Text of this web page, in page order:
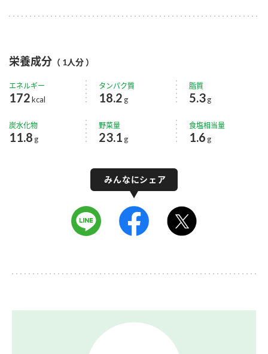
栄養成分 （ 1人分 ）
エネルギー
172kcal
タンパク質
18.2 g
脂質
5.3 g
炭水化物
11.8 g
野菜量
23.1 g
食塩相当量
1.6 g